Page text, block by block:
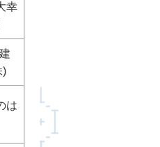
幸
)
は